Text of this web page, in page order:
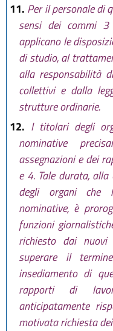
11. Per il personale di
sensi dei commi
applicano le
di studio, al
alla responsabilità
collettivi e dalla
strutture ordinarie.
12. I titolari degli
nominative
assegnazioni e dei
e 4. Tale durata,
degli organi che
nominative, è
funzioni
richiesto dai
superare il
insediamento di
rapporti di
anticipatamente
motivata richiesta